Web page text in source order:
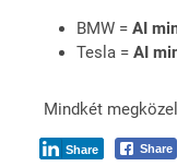
BMW =AI
Tesla =AI
Mindkét
Share
Share